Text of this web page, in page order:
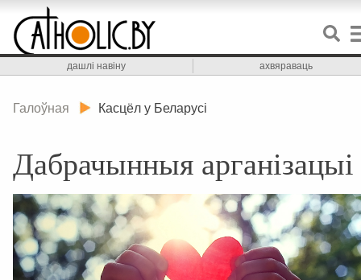
дашлі навіну ахвяраваць
Галоўная Касцёл у Беларусі
Дабрачынныя арганізацыі